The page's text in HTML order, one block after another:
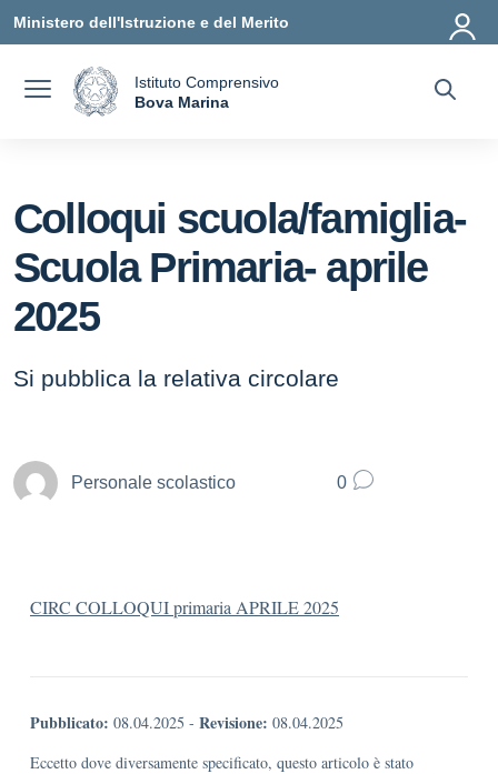
Ministero dell'Istruzione e del Merito
Istituto Comprensivo
Bova Marina
Colloqui scuola/famiglia-
Scuola Primaria- aprile
2025
Si pubblica la relativa circolare
Personale scolastico 0
CIRC COLLOQUI primaria APRILE 2025
Pubblicato: 08.04.2025 - Revisione: 08.04.2025
Eccetto dove diversamente specificato, questo articolo è stato